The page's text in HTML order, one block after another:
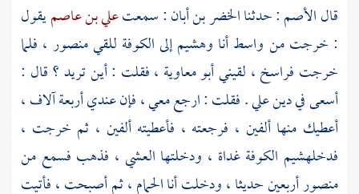
قالالأصم: حدثناالخضر بن أبان: سمعتعلي بن عاصميقول
: خرجت من واسط أنا وهشيمإلىالكوفة للقيمنصور ، فلما
خرجت فراسخ ، لقينيأبو معاوية ، فقلت : أين تريد ؟ قال :
أسعى في دينعلي. فقلت : ارجع معي ، فإن عندي أربعة آلاف ،
أعطيك منها ألفين ، فرجعته ، فأعطيته ألفين ، ثم خرجت ،
فدخلهشيم الكوفةغداة ، ودخلتها العشي ، فذهب فسمع من
منصورأربعين حديثا ، ودخلت أنا الحمام ، ثم أصبحت ، فأتيت